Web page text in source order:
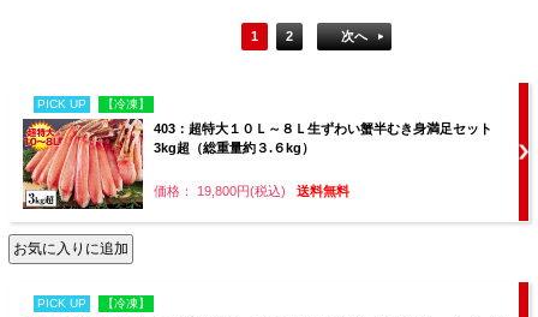
1 2 次へ
PICK UP 【冷凍】
403：超特大１０Ｌ～８Ｌ生ずわい蟹半むき身満足セット
3kg超（総重量約３.６kg）
価格： 19,800円(税込) 送料無料
PICK UP 【冷凍】